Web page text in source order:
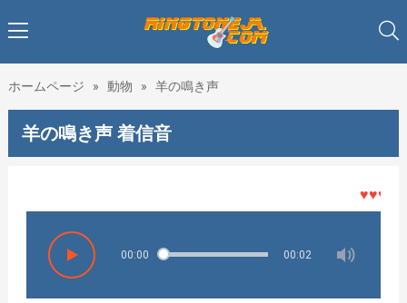
ホームページ » 動物 » 羊の鳴き声
羊の鳴き声 着信音
♥♥♥着メ
00:00 00:02